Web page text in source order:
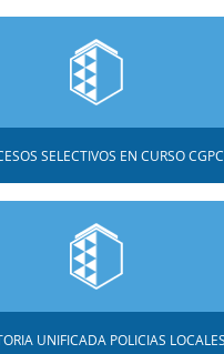
SELECTIVOS EN CURSO CGPC
UNIFICADA POLICIAS